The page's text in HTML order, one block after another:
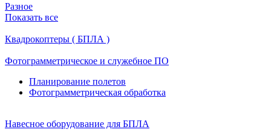
Разное
Показать все
Квадрокоптеры ( БПЛА )
Фотограмметрическое и служебное ПО
Планирование полетов
Фотограмметрическая обработка
Навесное оборудование для БПЛА